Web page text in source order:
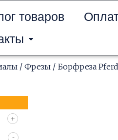
товаров
/ Фрезы / Борфреза Pferd